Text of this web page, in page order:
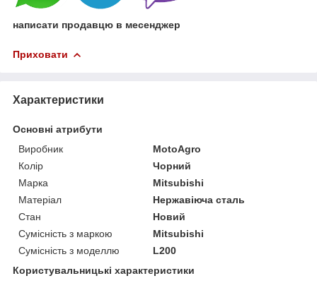
написати продавцю в месенджер
Приховати
Характеристики
Основні атрибути
Виробник
MotoAgro
Колір
Чорний
Марка
Mitsubishi
Матеріал
Нержавіюча сталь
Стан
Новий
Сумісність з маркою
Mitsubishi
Сумісність з моделлю
L200
Користувальницькі характеристики